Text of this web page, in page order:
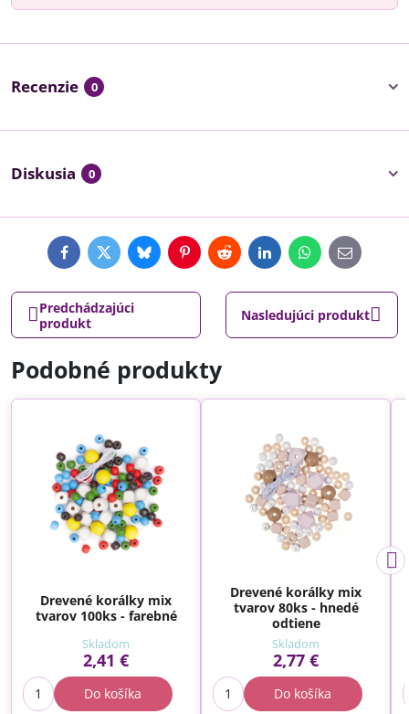
Recenzie 0
Diskusia 0
FacebookTwitterBlueskyPinterestRedditLinkedInWhatsApp
E-
mail
Predchádzajúci
produkt
Nasledujúci produkt
Podobné produkty
Drevené korálky mix
tvarov 100ks - farebné
Skladom
2,41 €
Do košíka
Drevené korálky mix
tvarov 80ks - hnedé
odtiene
Skladom
2,77 €
Do košíka